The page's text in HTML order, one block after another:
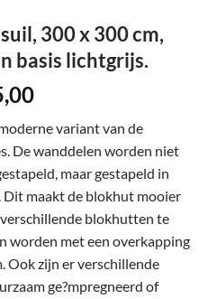
300 x 300 cm,
basis lichtgrijs.
Huidige
is:
€ 5.045,00.
variant van de
De wanddelen worden niet
maar gestapeld in
maakt de blokhut mooier
blokhutten te
worden met een overkapping
Ook zijn er verschillende
ge?mpregneerd of